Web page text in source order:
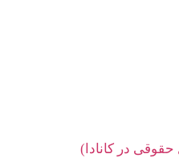
در کانادا)